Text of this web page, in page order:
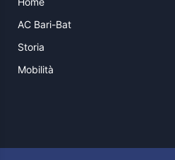
AC Bari-Bat
Storia
Mobilità